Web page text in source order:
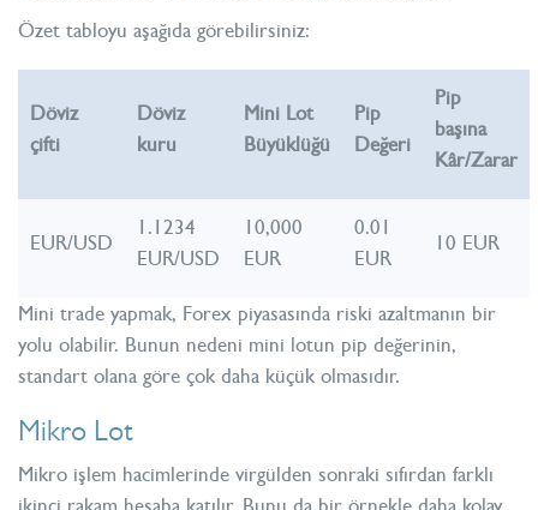
Özet tabloyu aşağıda görebilirsiniz:
Döviz
çifti
Döviz
kuru
Mini Lot
Büyüklüğü
Pip
Değeri
Pip
başına
Kâr/Zarar
EUR/USD
1.1234
EUR/USD
10,000
EUR
0.01
EUR
10 EUR
Mini trade yapmak, Forex piyasasında riski azaltmanın bir
yolu olabilir. Bunun nedeni mini lotun pip değerinin,
standart olana göre çok daha küçük olmasıdır.
Mikro Lot
Mikro işlem hacimlerinde virgülden sonraki sıfırdan farklı
ikinci rakam hesaba katılır. Bunu da bir örnekle daha kolay